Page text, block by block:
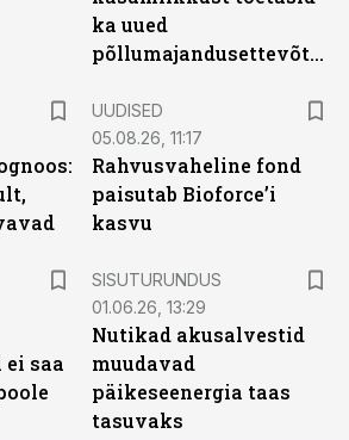
ka uued
põllumajandusettevõtted
UUDISED
05.08.26, 11:17
Rahvusvaheline fond
paisutab Bioforce’i
kasvu
saa
SISUTURUNDUS
01.06.26, 13:29
Nutikad akusalvestid
muudavad
päikeseenergia taas
tasuvaks